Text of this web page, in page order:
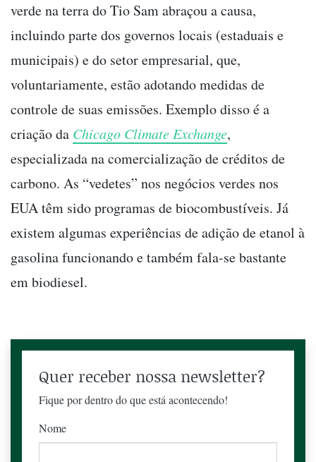
verde na terra do Tio Sam abraçou a causa,
incluindo parte dos governos locais (estaduais e
municipais) e do setor empresarial, que,
voluntariamente, estão adotando medidas de
controle de suas emissões. Exemplo disso é a
criação da Chicago Climate Exchange,
especializada na comercialização de créditos de
carbono. As “vedetes” nos negócios verdes nos
EUA têm sido programas de biocombustíveis. Já
existem algumas experiências de adição de etanol à
gasolina funcionando e também fala-se bastante
em biodiesel.
Quer receber nossa newsletter?
Fique por dentro do que está acontecendo!
Nome